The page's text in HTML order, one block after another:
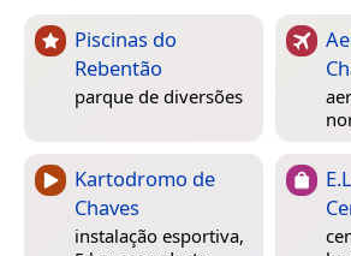
Piscinas do
Rebentão
parque de diversões
Kartodromo de
Chaves
instalação esportiva,